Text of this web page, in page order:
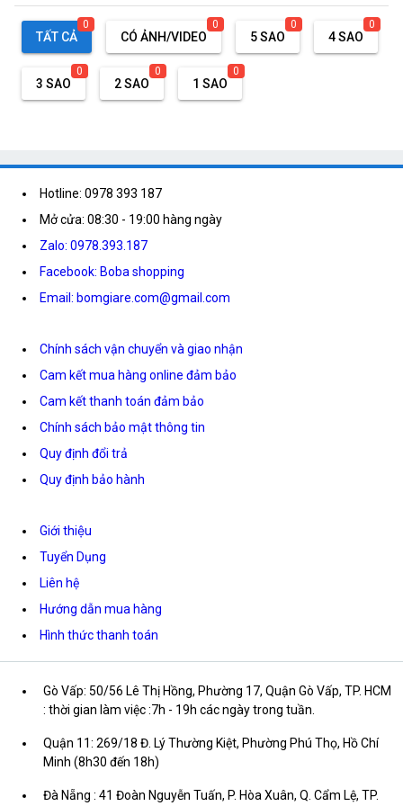
TẤT CẢ
0
CÓ ẢNH/VIDEO
0
5 SAO
0
4 SAO
0
3 SAO
0
2 SAO
0
1 SAO
0
Hotline: 0978 393 187
Mở cửa: 08:30 - 19:00 hàng ngày
Zalo: 0978.393.187
Facebook: Boba shopping
Email: bomgiare.com@gmail.com
Chính sách vận chuyển và giao nhận
Cam kết mua hàng online đảm bảo
Cam kết thanh toán đảm bảo
Chính sách bảo mật thông tin
Quy định đổi trả
Quy định bảo hành
Giới thiệu
Tuyển Dụng
Liên hệ
Hướng dẫn mua hàng
Hình thức thanh toán
Gò Vấp: 50/56 Lê Thị Hồng, Phường 17, Quận Gò Vấp, TP. HCM
: thời gian làm việc :7h - 19h các ngày trong tuần.
Quận 11: 269/18 Đ. Lý Thường Kiệt, Phường Phú Thọ, Hồ Chí
Minh (8h30 đến 18h)
Đà Nẵng : 41 Đoàn Nguyễn Tuấn, P. Hòa Xuân, Q. Cẩm Lệ, TP.